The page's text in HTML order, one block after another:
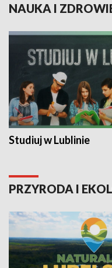
NAUKA I
Studiuj w Lublinie
PRZYRODA I